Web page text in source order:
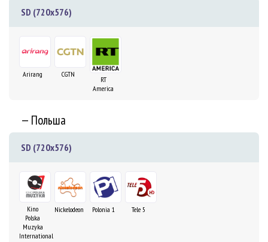
SD (720x576)
Arirang CGTN
RT
America
— Польша
SD (720x576)
Kino
Polska
Muzyka
International
Nickelodeon Polonia 1 Tele 5